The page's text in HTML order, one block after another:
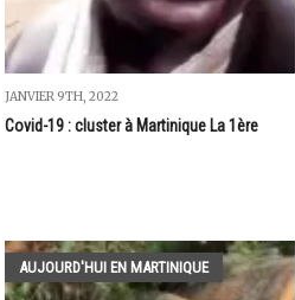
JANVIER 9TH, 2022
Covid-19 : cluster à Martinique La 1ère
AUJOURD'HUI EN MARTINIQUE